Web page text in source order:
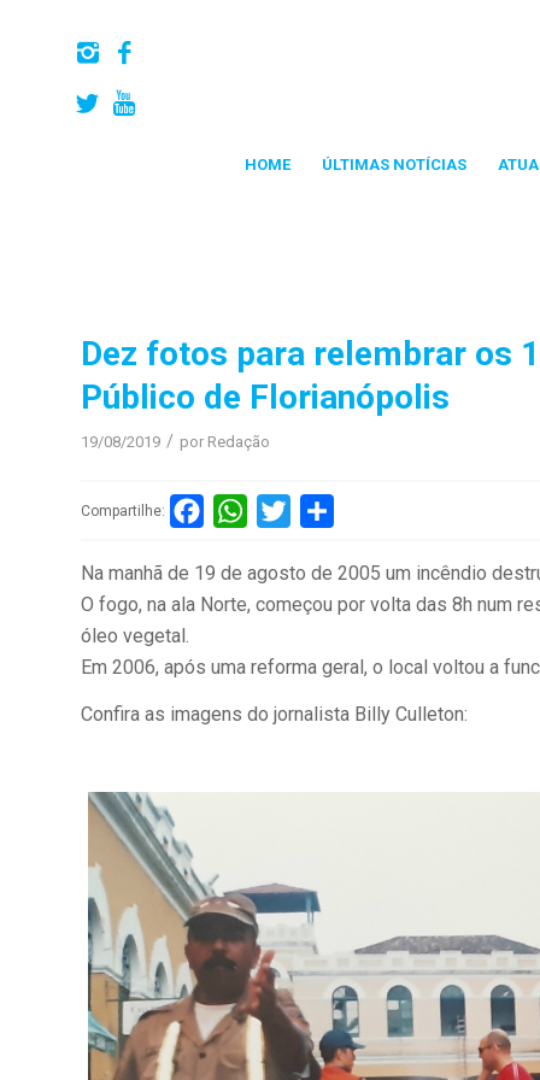
HOME ÚLTIMAS NOTÍCIAS
Dez fotos para relembrar os
Público de Florianópolis
19/08/2019 / por Redação
Compartilhe: FacebookWhatsApp
Twitter
Na manhã de 19 de agosto de 2005 um incêndio
O fogo, na ala Norte, começou por volta das 8h num
óleo vegetal.
Em 2006, após uma reforma geral, o local voltou a
Confira as imagens do jornalista Billy Culleton: